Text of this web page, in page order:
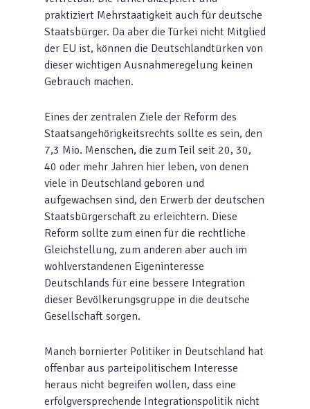
praktiziert Mehrstaatigkeit auch für deutsche
Staatsbürger. Da aber die Türkei nicht Mitglied
der EU ist, können die Deutschlandtürken von
dieser wichtigen Ausnahmeregelung keinen
Gebrauch machen.
Eines der zentralen Ziele der Reform des
Staatsangehörigkeitsrechts sollte es sein, den
7,3 Mio. Menschen, die zum Teil seit 20, 30,
40 oder mehr Jahren hier leben, von denen
viele in Deutschland geboren und
aufgewachsen sind, den Erwerb der deutschen
Staatsbürgerschaft zu erleichtern. Diese
Reform sollte zum einen für die rechtliche
Gleichstellung, zum anderen aber auch im
wohlverstandenen Eigeninteresse
Deutschlands für eine bessere Integration
dieser Bevölkerungs­gruppe in die deutsche
Gesellschaft sorgen.
Manch bornierter Politiker in Deutschland hat
offenbar aus parteipolitischem Interesse
heraus nicht begreifen wollen, dass eine
erfolgversprechende Integrationspolitik nicht